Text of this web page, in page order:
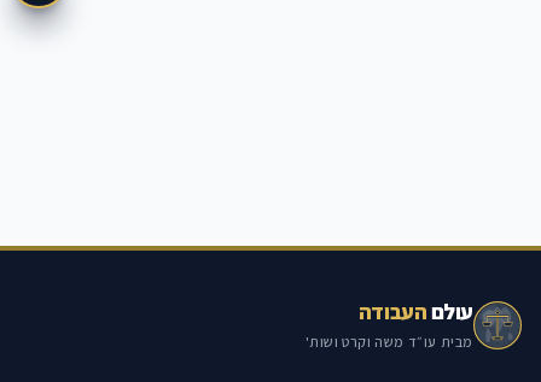
עולםהעבודה
מבית עו״ד משה וקרט ושות'